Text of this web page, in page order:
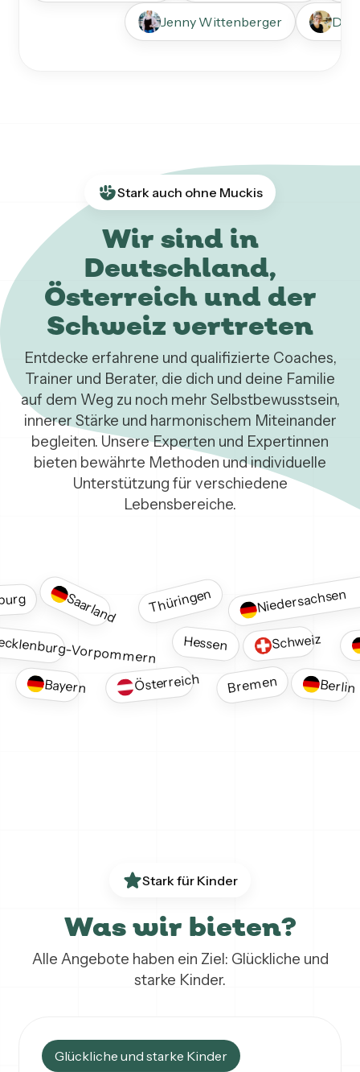
Jenny Wittenberger
Stark auch ohne Muckis
Wir sind in
Deutschland,
Österreich und der
Schweiz vertreten
Entdecke erfahrene und qualifizierte Coaches,
Trainer und Berater, die dich und deine Familie
auf dem Weg zu noch mehr Selbstbewusstsein,
innerer Stärke und harmonischem Miteinander
begleiten. Unsere Experten und Expertinnen
bieten bewährte Methoden und individuelle
Unterstützung für verschiedene
Lebensbereiche.
Saarland Thüringen Niedersachsen
Vorpommern Hessen Schweiz
Bayern Österreich Bremen Berlin
Stark für Kinder
Was wir bieten?
Alle Angebote haben ein Ziel: Glückliche und
starke Kinder.
Glückliche und starke Kinder